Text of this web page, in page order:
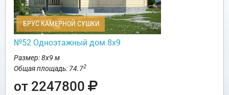
БРУС КАМЕРНОЙ СУШКИ
№52 Одноэтажный дом 8х9
Размер: 8х9 м
Общая площадь: 74.72
от 2247800